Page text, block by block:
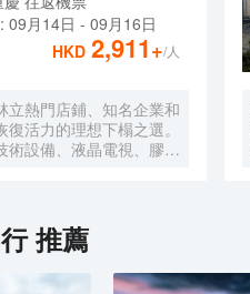
09月14日 - 09月16日
HKD 2,911+/人
立熱門店鋪、知名企業和
活力的理想下榻之選。
術設備、液晶電視、膠囊
推薦